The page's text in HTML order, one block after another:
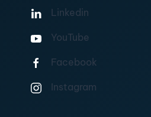
Linkedin
YouTube
Facebook
Instagram